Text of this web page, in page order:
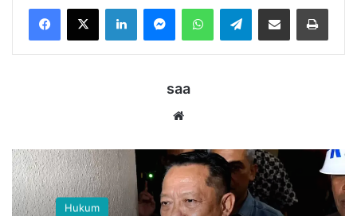
LinkedInMessengerWhatsAppTelegramBagikan melalui Email Cetak
saa
Hukum